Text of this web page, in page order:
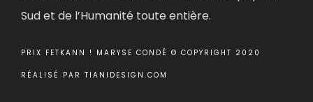
Sud et de l’Humanité toute entière.
PRIX FETKANN ! MARYSE CONDÉ © COPYRIGHT 2020
RÉALISÉ PAR TIANIDESIGN.COM